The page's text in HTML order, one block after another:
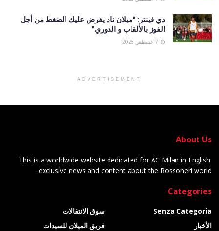
دي فينتر: “ميلان ناد يفرض عليك الضغط من أجل
الفوز بالألقاب و الدوري”
ADVERTISEMENT
About Us
This is a worldwide website dedicated for AC Milan in English:
exclusive news and content about the Rossoneri world.
Categories
Senza Categoria
الأخبار
سوق الانتقالات
فريق الميلان للسيدات